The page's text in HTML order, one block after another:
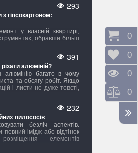
293
гіпсокартоном:
у власній квартирі,
обравши більш
навіть у цьому випадку,
Для простого
достатньо мінімального
складних
знадобиться
391
алюміній?
алюмінію багато в чому
та обсягу робіт. Якщо
і листи не дуже товсті,
таких робіт краще
обладнання. Також
чи потрібно робити
або потрібно
аркуші за складними
232
пилососів
безліч аспектів.
імідж або відтінок
елементів
0
0
0
0